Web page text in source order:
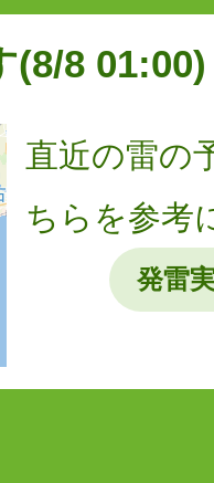
(8/8 01:00)
直近の雷の
ちらを参考
発雷